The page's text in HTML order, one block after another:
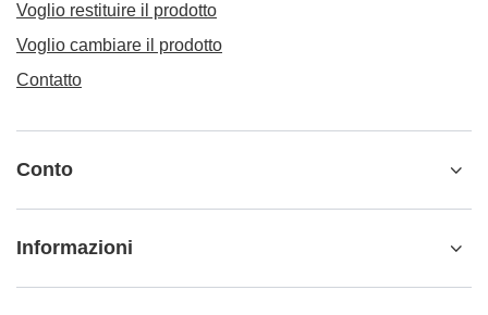
Voglio restituire il prodotto
Voglio cambiare il prodotto
Contatto
Conto
Informazioni